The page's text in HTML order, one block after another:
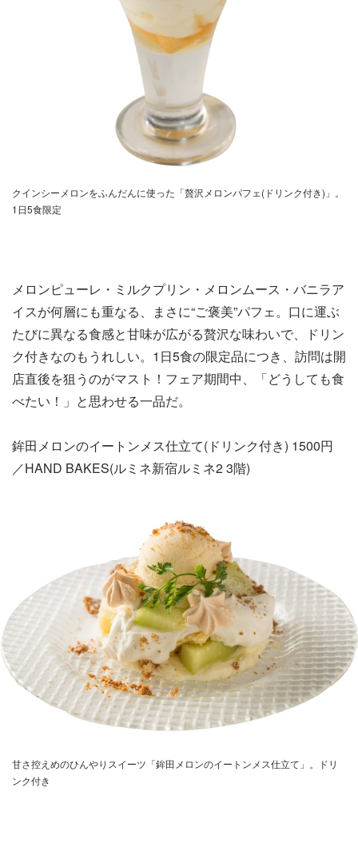
クインシーメロンをふんだんに使った「贅沢メロンパフェ(ドリンク付き)」。
1日5食限定
メロンピューレ・ミルクプリン・メロンムース・バニラア
イスが何層にも重なる、まさに“ご褒美”パフェ。口に運ぶ
たびに異なる食感と甘味が広がる贅沢な味わいで、ドリン
ク付きなのもうれしい。1日5食の限定品につき、訪問は開
店直後を狙うのがマスト！フェア期間中、「どうしても食
べたい！」と思わせる一品だ。
鉾田メロンのイートンメス仕立て(ドリンク付き) 1500円
／HAND BAKES(ルミネ新宿ルミネ2 3階)
甘さ控えめのひんやりスイーツ「鉾田メロンのイートンメス仕立て」。ドリ
ンク付き